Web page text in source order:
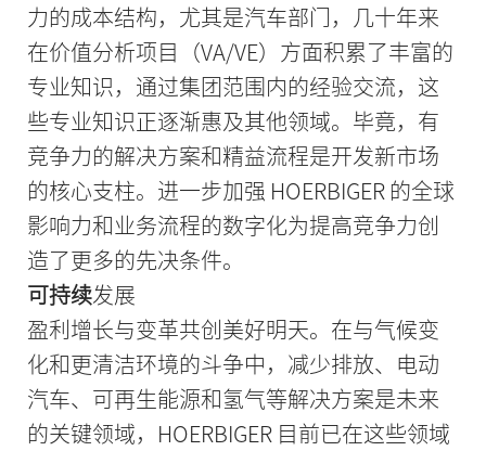
力的成本结构，尤其是汽车部门，几十年来
在价值分析项目（VA/VE）方面积累了丰富的
专业知识，通过集团范围内的经验交流，这
些专业知识正逐渐惠及其他领域。毕竟，有
竞争力的解决方案和精益流程是开发新市场
的核心支柱。进一步加强 HOERBIGER 的全球
影响力和业务流程的数字化为提高竞争力创
造了更多的先决条件。
可持续发展
盈利增长与变革共创美好明天。在与气候变
化和更清洁环境的斗争中，减少排放、电动
汽车、可再生能源和氢气等解决方案是未来
的关键领域，HOERBIGER 目前已在这些领域